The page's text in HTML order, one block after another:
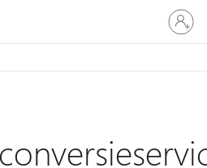
Meld
je
aan
je